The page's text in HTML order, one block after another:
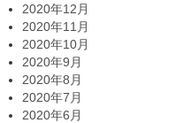
2020年12月
2020年11月
2020年10月
2020年9月
2020年8月
2020年7月
2020年6月